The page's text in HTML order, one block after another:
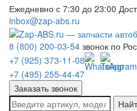
Ежедневно с 7:30 до 23:00
inbox@zap-abs.ru
8 (800) 200-03-54 звонок по
+7 (925) 373-11-08
+7 (495) 255-44-47
Заказать звонок